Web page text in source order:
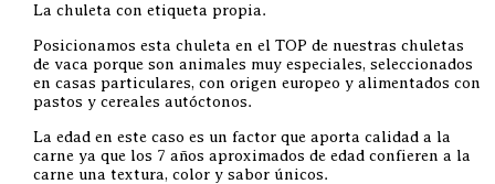
La chuleta con etiqueta propia.
Posicionamos esta chuleta en el TOP de nuestras chuletas
de vaca porque son animales muy especiales, seleccionados
en casas particulares, con origen europeo y alimentados con
pastos y cereales autóctonos.
La edad en este caso es un factor que aporta calidad a la
carne ya que los 7 años aproximados de edad confieren a la
carne una textura, color y sabor únicos.